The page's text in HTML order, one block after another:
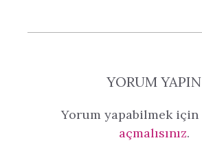
YORUM YAPIN
Yorum yapabilmek için
açmalısınız.